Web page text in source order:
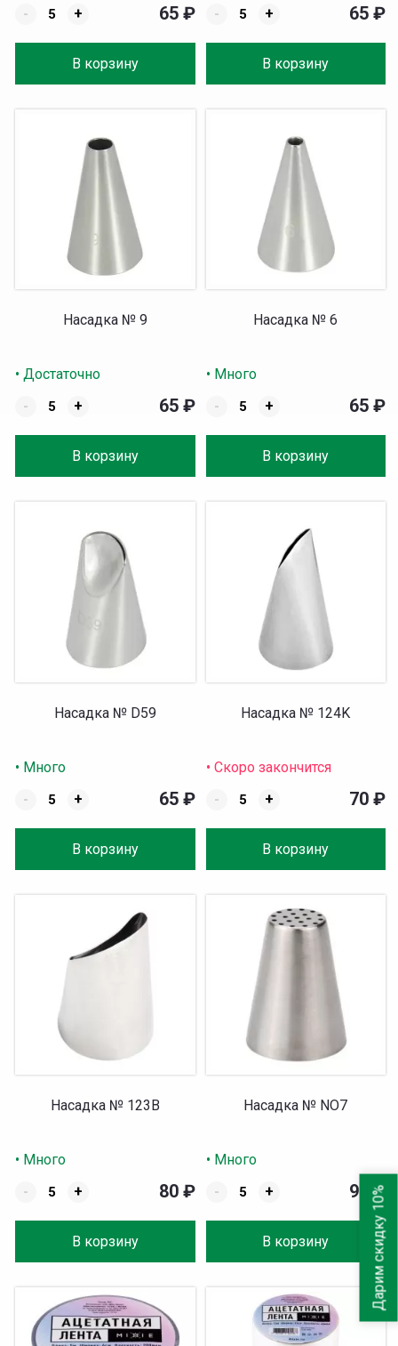
-
+
В корзину
65 ₽
-
+
В корзину
65 ₽
Насадка № 9
• Достаточно
-
+
В корзину
65 ₽
Насадка № 6
• Много
-
+
В корзину
65 ₽
Насадка № D59
• Много
-
+
В корзину
65 ₽
Насадка № 124K
• Скоро закончится
-
+
В корзину
70 ₽
Насадка № 123B
• Много
-
+
В корзину
80 ₽
Насадка № NO7
• Много
-
+
В корзину
90₽
Дарим скидку 10%